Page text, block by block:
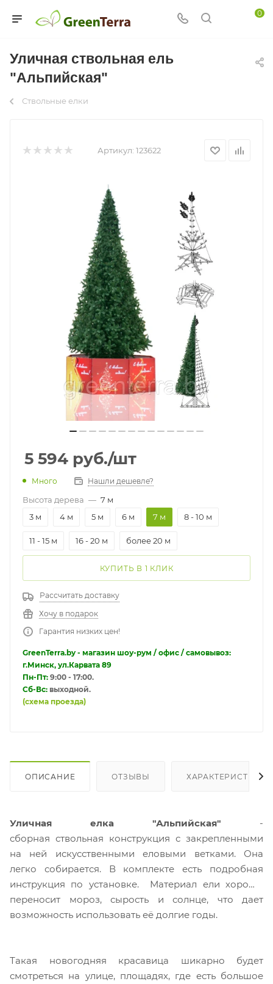
0
Уличная ствольная ель
"Альпийская"
Ствольные елки
Артикул: 123622
5 594 руб./шт
Много Нашли дешевле?
Высота дерева — 7 м
3 м
4 м 5 м 6 м 7 м 8 - 10 м
11 - 15 м 16 - 20 м более 20 м
КУПИТЬ В 1 КЛИК
Рассчитать доставку
Хочу в подарок
Гарантия низких цен!
GreenTerra.by - магазин шоу-рум / офис / самовывоз:
г.Минск, ул.Карвата 89
Пн-Пт: 9:00 - 17:00.
Сб-Вс: выходной.
(схема проезда)
ОПИСАНИЕ ОТЗЫВЫ ХАРАКТЕРИСТИКИ
Уличная елка "Альпийская" -
сборная ствольная конструкция с закрепленными
на ней искусственными еловыми ветками. Она
легко собирается. В комплекте есть подробная
инструкция по установке. Материал ели хорошо
переносит мороз, сырость и солнце, что дает
возможность использовать её долгие годы.
Такая новогодняя красавица шикарно будет
смотреться на улице, площадях, где есть большое